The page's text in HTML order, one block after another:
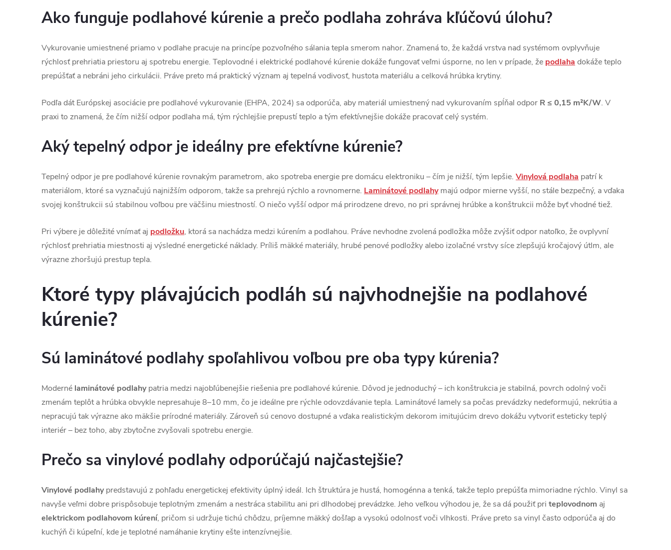
Ako funguje podlahové kúrenie a prečo podlaha zohráva kľúčovú úlohu?
Vykurovanie umiestnené priamo v podlahe pracuje na princípe pozvoľného sálania tepla smerom nahor. Znamená to, že každá vrstva nad systémom ovplyvňuje
rýchlosť prehriatia priestoru aj spotrebu energie. Teplovodné i elektrické podlahové kúrenie dokáže fungovať veľmi úsporne, no len v prípade, že podlaha dokáže teplo
prepúšťať a nebráni jeho cirkulácii. Práve preto má praktický význam aj tepelná vodivosť, hustota materiálu a celková hrúbka krytiny.
Podľa dát Európskej asociácie pre podlahové vykurovanie (EHPA, 2024) sa odporúča, aby materiál umiestnený nad vykurovaním spĺňal odpor R ≤ 0,15 m²K/W. V
praxi to znamená, že čím nižší odpor podlaha má, tým rýchlejšie prepustí teplo a tým efektívnejšie dokáže pracovať celý systém.
Aký tepelný odpor je ideálny pre efektívne kúrenie?
Tepelný odpor je pre podlahové kúrenie rovnakým parametrom, ako spotreba energie pre domácu elektroniku – čím je nižší, tým lepšie. Vinylová podlaha patrí k
materiálom, ktoré sa vyznačujú najnižším odporom, takže sa prehrejú rýchlo a rovnomerne. Laminátové podlahymajú odpor mierne vyšší, no stále bezpečný, a vďaka
svojej konštrukcii sú stabilnou voľbou pre väčšinu miestností. O niečo vyšší odpor má prirodzene drevo, no pri správnej hrúbke a konštrukcii môže byť vhodné tiež.
Pri výbere je dôležité vnímať aj podložku, ktorá sa nachádza medzi kúrením a podlahou. Práve nevhodne zvolená podložka môže zvýšiť odpor natoľko, že ovplyvní
rýchlosť prehriatia miestnosti aj výsledné energetické náklady. Príliš mäkké materiály, hrubé penové podložky alebo izolačné vrstvy síce zlepšujú kročajový útlm, ale
výrazne zhoršujú prestup tepla.
Ktoré typy plávajúcich podláh sú najvhodnejšie na podlahové
kúrenie?
Sú laminátové podlahy spoľahlivou voľbou pre oba typy kúrenia?
Moderné laminátové podlahypatria medzi najobľúbenejšie riešenia pre podlahové kúrenie. Dôvod je jednoduchý – ich konštrukcia je stabilná, povrch odolný voči
zmenám teplôt a hrúbka obvykle nepresahuje 8–10 mm, čo je ideálne pre rýchle odovzdávanie tepla. Laminátové lamely sa počas prevádzky nedeformujú, nekrútia a
nepracujú tak výrazne ako mäkšie prírodné materiály. Zároveň sú cenovo dostupné a vďaka realistickým dekorom imitujúcim drevo dokážu vytvoriť esteticky teplý
interiér – bez toho, aby zbytočne zvyšovali spotrebu energie.
Prečo sa vinylové podlahy odporúčajú najčastejšie?
Vinylové podlahypredstavujú z pohľadu energetickej efektivity úplný ideál. Ich štruktúra je hustá, homogénna a tenká, takže teplo prepúšťa mimoriadne rýchlo. Vinyl sa
navyše veľmi dobre prispôsobuje teplotným zmenám a nestráca stabilitu ani pri dlhodobej prevádzke. Jeho veľkou výhodou je, že sa dá použiť pri teplovodnom aj
elektrickom podlahovom kúrení, pričom si udržuje tichú chôdzu, príjemne mäkký došľap a vysokú odolnosť voči vlhkosti. Práve preto sa vinyl často odporúča aj do
kuchýň či kúpeľní, kde je teplotné namáhanie krytiny ešte intenzívnejšie.